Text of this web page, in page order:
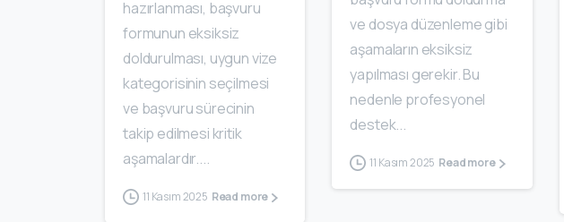
hazırlanması, başvuru
formunun eksiksiz
doldurulması, uygun vize
kategorisinin seçilmesi
ve başvuru sürecinin
takip edilmesi kritik
aşamalardır....
11 Kasım 2025 Read more
ve dosya düzenleme gibi
aşamaların eksiksiz
yapılması gerekir. Bu
nedenle profesyonel
destek...
11 Kasım 2025 Read more